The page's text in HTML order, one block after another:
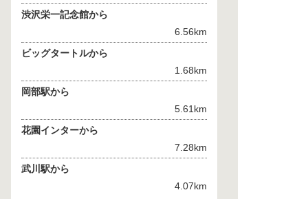
渋沢栄一記念館から
6.56km
ビッグタートルから
1.68km
岡部駅から
5.61km
花園インターから
7.28km
武川駅から
4.07km